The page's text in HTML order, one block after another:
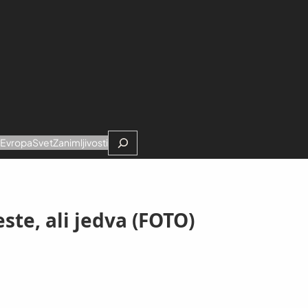
EvropaSvetZanimljivostiSearch
ali jedva (FOTO)